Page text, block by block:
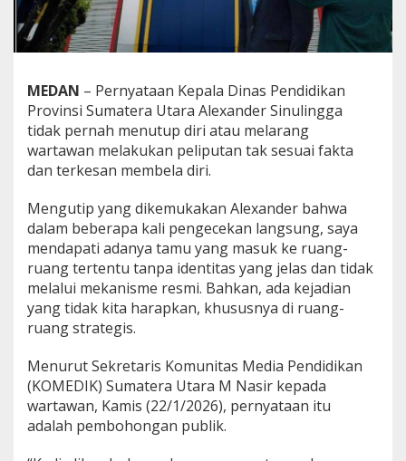
e
e
a
D
i
a
n
g
a
p
P
e
m
b
o
g
a
n
P
u
MEDAN – Pernyataan Kepala Dinas Pendidikan
Provinsi Sumatera Utara Alexander Sinulingga
tidak pernah menutup diri atau melarang
wartawan melakukan peliputan tak sesuai fakta
dan terkesan membela diri.
Mengutip yang dikemukakan Alexander bahwa
dalam beberapa kali pengecekan langsung, saya
mendapati adanya tamu yang masuk ke ruang-
ruang tertentu tanpa identitas yang jelas dan tidak
melalui mekanisme resmi. Bahkan, ada kejadian
yang tidak kita harapkan, khususnya di ruang-
ruang strategis.
Menurut Sekretaris Komunitas Media Pendidikan
(KOMEDIK) Sumatera Utara M Nasir kepada
wartawan, Kamis (22/1/2026), pernyataan itu
adalah pembohongan publik.